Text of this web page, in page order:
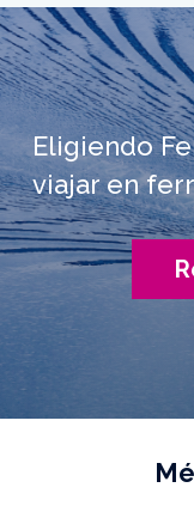
Eligiendo
viajar en